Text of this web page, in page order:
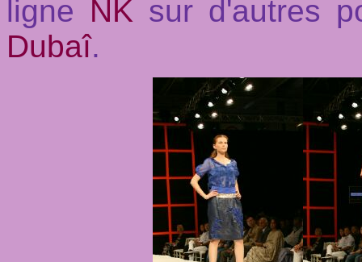
ligne NK sur d'autres
Dubaî.